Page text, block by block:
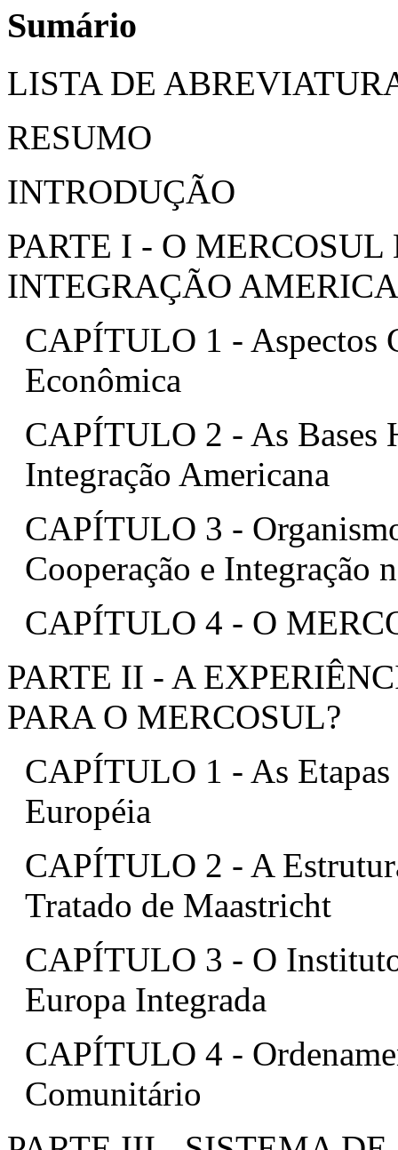
Sumário
LISTA DE
RESUMO
INTRODUÇÃO
PARTE I - O
INTEGRAÇÃO
CAPÍTULO 1 - Aspectos
Econômica
CAPÍTULO 2 - As Bases
Integração Americana
CAPÍTULO 3 -
Cooperação e Integração
CAPÍTULO 4 - O
PARTE II - A
PARA O MERCOSUL?
CAPÍTULO 1 - As Etapas
Européia
CAPÍTULO 2 - A
Tratado de Maastricht
CAPÍTULO 3 - O
Europa Integrada
CAPÍTULO 4 -
Comunitário